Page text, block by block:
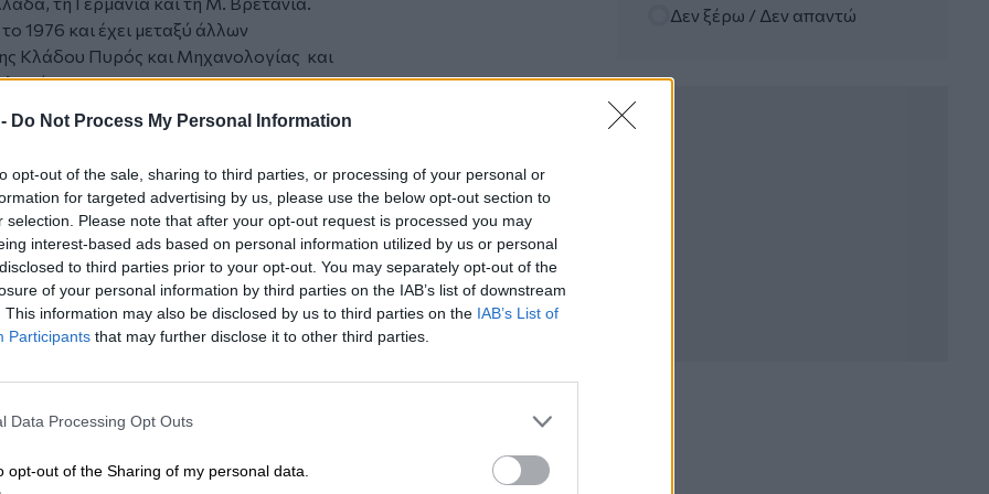
Do Not Process My Personal Information
opt-out of the sale, sharing to third parties, or processing of your personal or
for targeted advertising by us, please use the below opt-out section to
selection. Please note that after your opt-out request is processed you may
interest-based ads based on personal information utilized by us or personal
to third parties prior to your opt-out. You may separately opt-out of the
of your personal information by third parties on the IAB’s list of downstream
This information may also be disclosed by us to third parties on the IAB’s List of
Participants that may further disclose it to other third parties.
Data Processing Opt Outs
opt-out of the Sharing of my personal data.
1976 και έχει μεταξύ άλλων
Κλάδου Πυρός και Μηχανολογίας και
της Εταιρίας ανέλαβε ως Προϊστάμενος
στις Ομαδικές Ασφάλειες, στις
Τομέα Ανάπτυξης Εργασιών.
Εταιρίας η οποία επενδύει στο
με στόχο την αποτελεσματικότερη
μεταξύ άλλων, την αναμόρφωση
Μεγάλη σημασία αποδίδεται
γραμμή παραγωγής όλων των
τους μέσω των δικτύων της αλλά και
πελάτες της.
Forum: Ένα στα πέντε καινοτόμα
φάρμακα φτάνει τελικά στην Ελλάδα
Δεν ξέρω / Δεν απαντώ